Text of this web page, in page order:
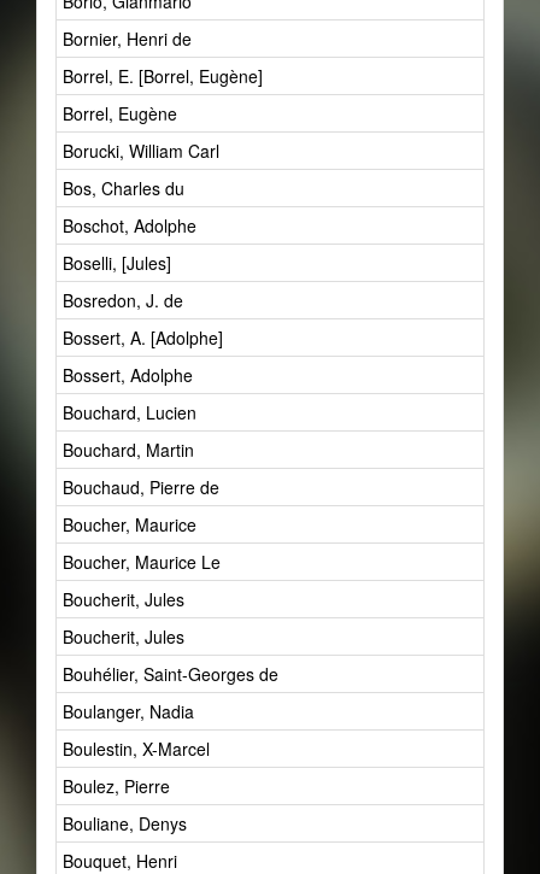
Bornier, Henri de
Borrel, E. [Borrel, Eugène]
Borrel, Eugène
Borucki, William Carl
Bos, Charles du
Boschot, Adolphe
Boselli, [Jules]
Bosredon, J. de
Bossert, A. [Adolphe]
Bossert, Adolphe
Bouchard, Lucien
Bouchard, Martin
Bouchaud, Pierre de
Boucher, Maurice
Boucher, Maurice Le
Boucherit, Jules
Boucherit, Jules
Bouhélier, Saint-Georges de
Boulanger, Nadia
Boulestin, X-Marcel
Boulez, Pierre
Bouliane, Denys
Bouquet, Henri